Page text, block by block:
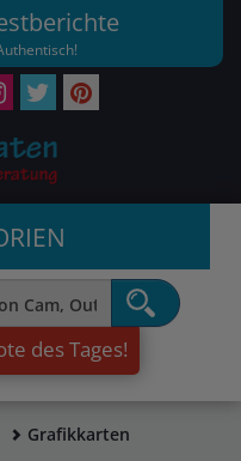
des Tages!
Grafikkarten